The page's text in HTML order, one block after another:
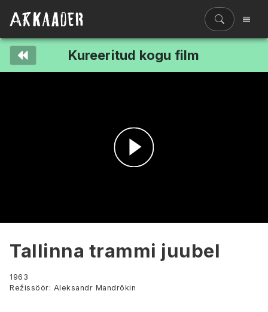
Kureeritud kogu film
Esita
Tallinna trammi juubel
1963
Režissöör: Aleksandr Mandrõkin
Filmiriiul
Kureeritud kogud
Hinnad
ENG